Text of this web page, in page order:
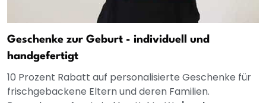
Geschenke zur Geburt - individuell und
handgefertigt
10 Prozent Rabatt auf personalisierte Geschenke für
frischgebackene Eltern und deren Familien.